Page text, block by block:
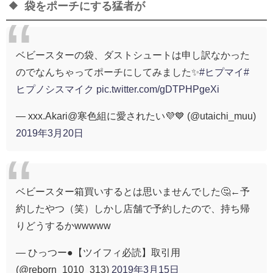
袋をポーチにする猛者が
ベビースターの袋、ダストシュートは申し訳なかった
のでなんちゃってポーチにしてみました✨#ヒプマイ#
ヒプノシスマイク pic.twitter.com/gDTPHPgeXi
— xxx.Akari@寒色組に愛されたい💜💙 (@utaichi_muu)
2019年3月20日
ベビースター箱買いするとは思いませんでした🤔←予
約したやつ（笑）しかし店舗で予約したので、持ち帰
りどうするかwwwww
— ひっつー●【ツイフィ必読】取引用
(@reborn_1010_313) 2019年3月15日